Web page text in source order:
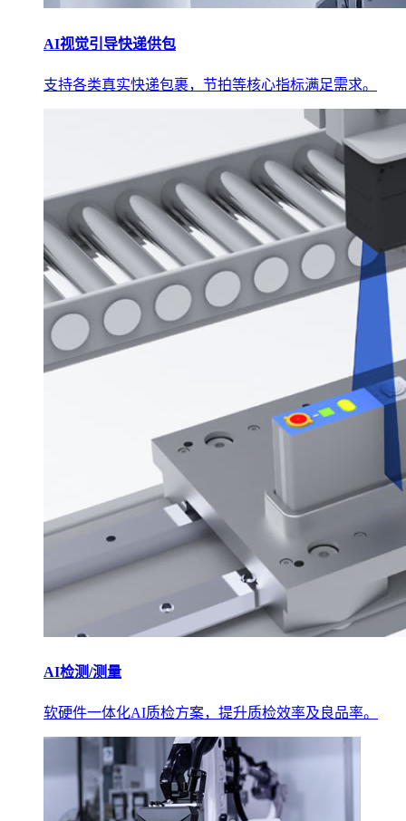
AI视觉引导快递供包
支持各类真实快递包裹，节拍等核心指标满足需求。
AI检测/测量
软硬件一体化AI质检方案，提升质检效率及良品率。